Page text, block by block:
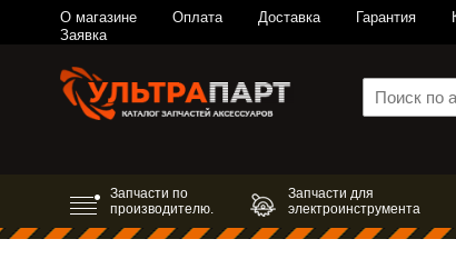
О магазине Оплата Доставка Гарантия
Заявка
Запчасти по
производителю.
Запчасти для
электроинструмента